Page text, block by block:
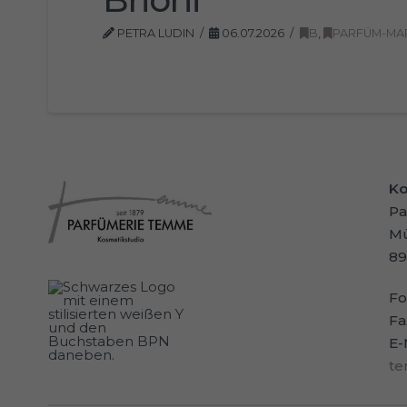
PETRA LUDIN 06.07.2026 B PARFÜM-
E-